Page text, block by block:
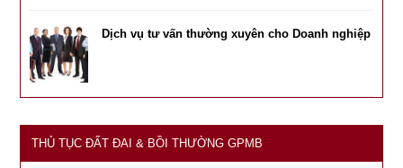
Dịch vụ tư vấn thường xuyên cho Doanh nghiệp
THỦ TỤC ĐẤT ĐAI & BỒI THƯỜNG GPMB